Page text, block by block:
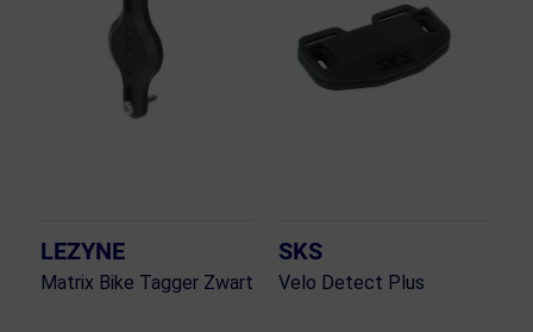
LEZYNE
Matrix Bike Tagger Zwart
SKS
Velo Detect Plus